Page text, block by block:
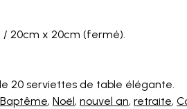
/ 20cm x 20cm (fermé).
20 serviettes de table élégante.
Baptême, Noël, nouvel an, retraite,